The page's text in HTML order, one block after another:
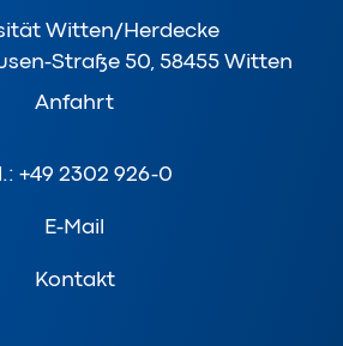
Witten/Herdecke
Straße 50, 58455 Witten
Anfahrt
+49 2302 926-0
E-Mail
Kontakt